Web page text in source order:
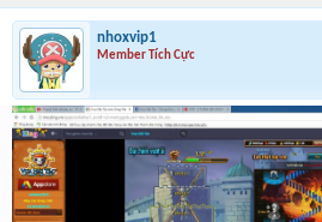
nhoxvip1
Member Tích Cực